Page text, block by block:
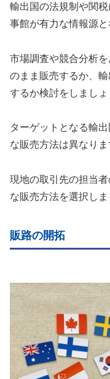
輸出国の法規制や関
事館が有力な情報源と
市場調査や競合分析
のまま販売するか、
するか検討をしましょ
ターゲットとなる輸
な販売方法は異なりま
現地の取引先の担当
な販売方法を選択しま
販路の開拓